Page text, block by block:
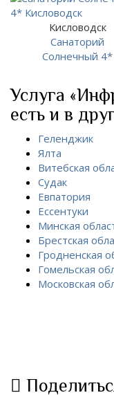
Кисловодск
Санаторий
Солнечный 4*
Услуга
есть и в
Геленджик
Ялта
Витебская
Судак
Евпатория
Ессентуки
Минская
Брестская
Гродненская
Гомельская
Московская